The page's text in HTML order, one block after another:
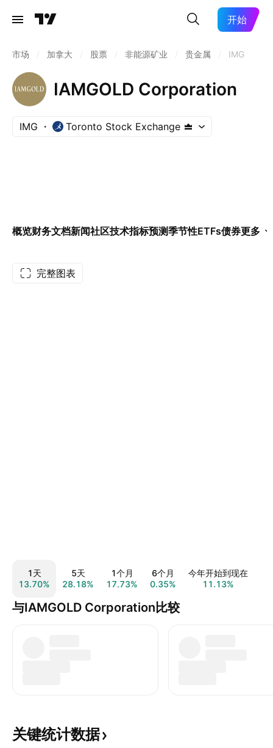
开始
市场 加拿大 股票 非能源矿业 贵金属 IMG
IAMGOLD Corporation
IMG Toronto Stock Exchange
概览财务文档新闻社区技术指标预测季节性ETFs债券更多
完整图表
1天
13.70%
5天
28.18%
1个月
17.73%
6个月
0.35%
今年开始到现在
11.13%
与IAMGOLD Corporation比较
关键统计数据